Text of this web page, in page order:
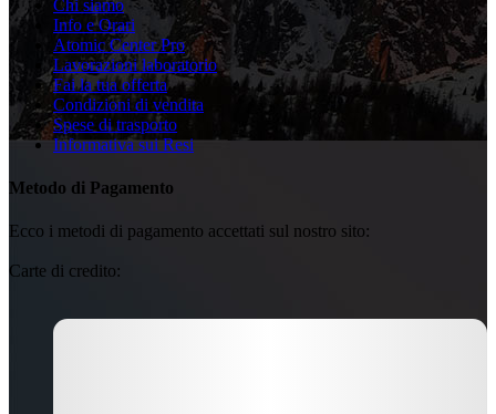
Chi siamo
Info e Orari
Atomic Center Pro
Lavorazioni laboratorio
Fai la tua offerta
Condizioni di vendita
Spese di trasporto
Informativa sui Resi
Metodo di Pagamento
Ecco i metodi di pagamento accettati sul nostro sito:
Carte di credito: